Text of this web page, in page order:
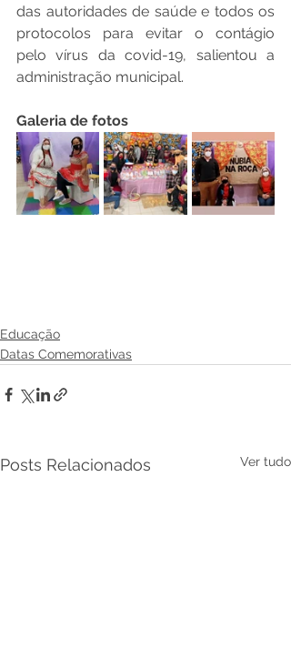
das autoridades de saúde e todos os
protocolos para evitar o contágio
pelo vírus da covid-19, salientou a
administração municipal.
Galeria de fotos
Educação
Datas Comemorativas
Posts Relacionados Ver tudo